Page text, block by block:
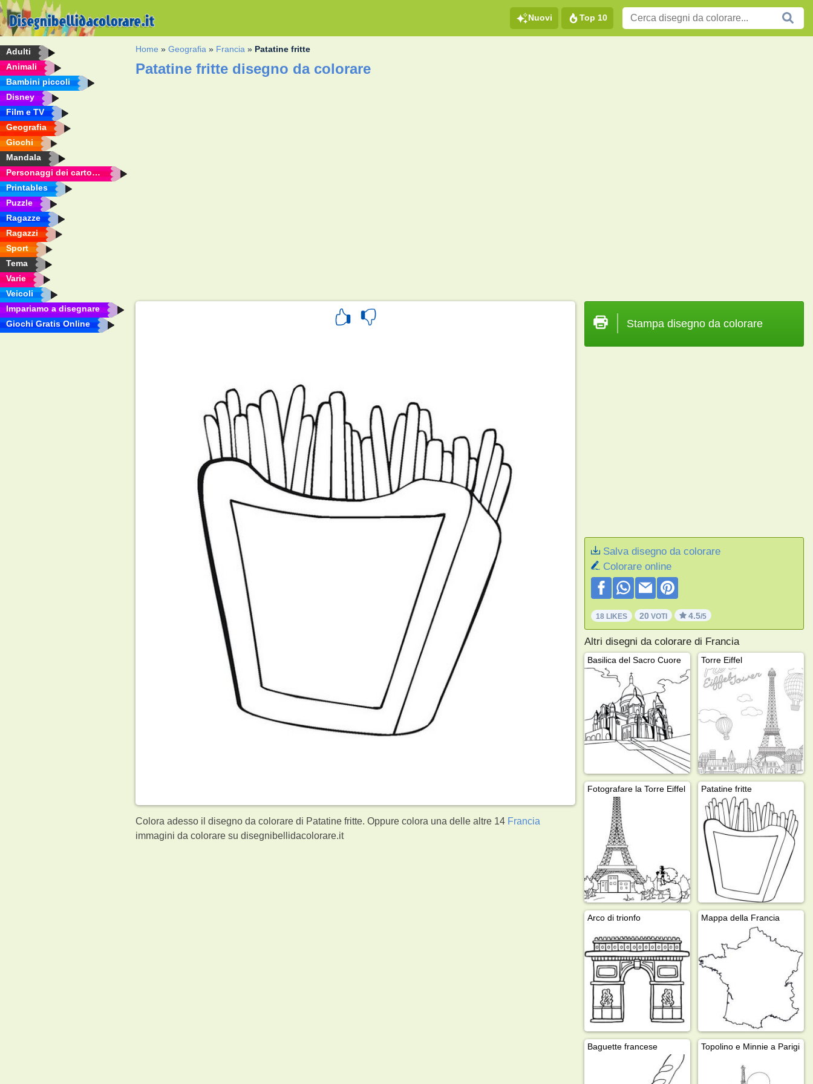
Nuovi Top 10
Adulti
Animali
Bambini piccoli
Disney
Film e TV
Geografia
Giochi
Mandala
Personaggi dei cartoni animati
Printables
Puzzle
Ragazze
Ragazzi
Sport
Tema
Varie
Veicoli
Impariamo a disegnare
Giochi Gratis Online
Home »Geografia » Francia » Patatine fritte
Patatine fritte disegno da colorare
Colora adesso il disegno da colorare di Patatine fritte. Oppure colora una delle altre 14 Francia
immagini da colorare su disegnibellidacolorare.it
Stampa disegno da colorare
Salva disegno da colorare
Colorare online
18 LIKES 20 VOTI 4.5/5
Altri disegni da colorare di Francia
Basilica del Sacro Cuore Torre Eiffel
Fotografare la Torre Eiffel Patatine fritte
Arco di trionfo Mappa della Francia
Baguette francese Topolino e Minnie a Parigi